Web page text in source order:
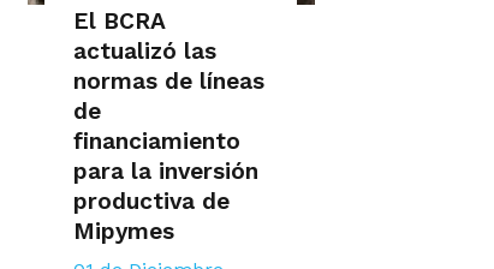
El BCRA
actualizó las
normas de líneas
de
financiamiento
para la inversión
productiva de
Mipymes